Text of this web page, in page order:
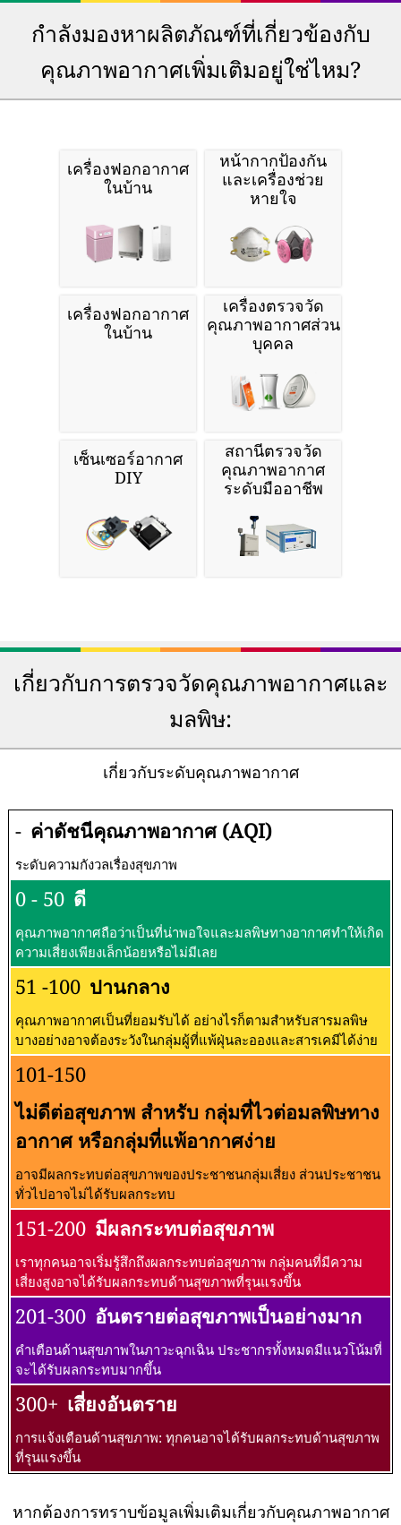
กำลังมองหาผลิตภัณฑ์ที่เกี่ยวข้องกับ
คุณภาพอากาศเพิ่มเติมอยู่ใช่ไหม?
เครื่องฟอกอากาศ
ในบ้าน
หน้ากากป้องกัน
และเครื่องช่วย
หายใจ
เครื่องฟอกอากาศ
ในบ้าน
เครื่องตรวจวัด
คุณภาพอากาศส่วน
บุคคล
เซ็นเซอร์อากาศ
DIY
สถานีตรวจวัด
คุณภาพอากาศ
ระดับมืออาชีพ
เกี่ยวกับการตรวจวัดคุณภาพอากาศและ
มลพิษ:
เกี่ยวกับระดับคุณภาพอากาศ
- ค่าดัชนีคุณภาพอากาศ (AQI)
ระดับความกังวลเรื่องสุขภาพ
0 - 50 ดี
คุณภาพอากาศถือว่าเป็นที่น่าพอใจและมลพิษทางอากาศทำให้เกิด
ความเสี่ยงเพียงเล็กน้อยหรือไม่มีเลย
51 -100 ปานกลาง
คุณภาพอากาศเป็นที่ยอมรับได้ อย่างไรก็ตามสำหรับสารมลพิษ
บางอย่างอาจต้องระวังในกลุ่มผู้ที่แพ้ฝุ่นละอองและสารเคมีได้ง่าย
101-150
ไม่ดีต่อสุขภาพ สำหรับ กลุ่มที่ไวต่อมลพิษทาง
อากาศ หรือกลุ่มที่แพ้อากาศง่าย
อาจมีผลกระทบต่อสุขภาพของประชาชนกลุ่มเสี่ยง ส่วนประชาชน
ทั่วไปอาจไม่ได้รับผลกระทบ
151-200 มีผลกระทบต่อสุขภาพ
เราทุกคนอาจเริ่มรู้สึกถึงผลกระทบต่อสุขภาพ กลุ่มคนที่มีความ
เสี่ยงสูงอาจได้รับผลกระทบด้านสุขภาพที่รุนแรงขึ้น
201-300 อันตรายต่อสุขภาพเป็นอย่างมาก
คำเตือนด้านสุขภาพในภาวะฉุกเฉิน ประชากรทั้งหมดมีแนวโน้มที่
จะได้รับผลกระทบมากขึ้น
300+ เสี่ยงอันตราย
การแจ้งเตือนด้านสุขภาพ: ทุกคนอาจได้รับผลกระทบด้านสุขภาพ
ที่รุนแรงขึ้น
หากต้องการทราบข้อมูลเพิ่มเติมเกี่ยวกับคุณภาพอากาศ